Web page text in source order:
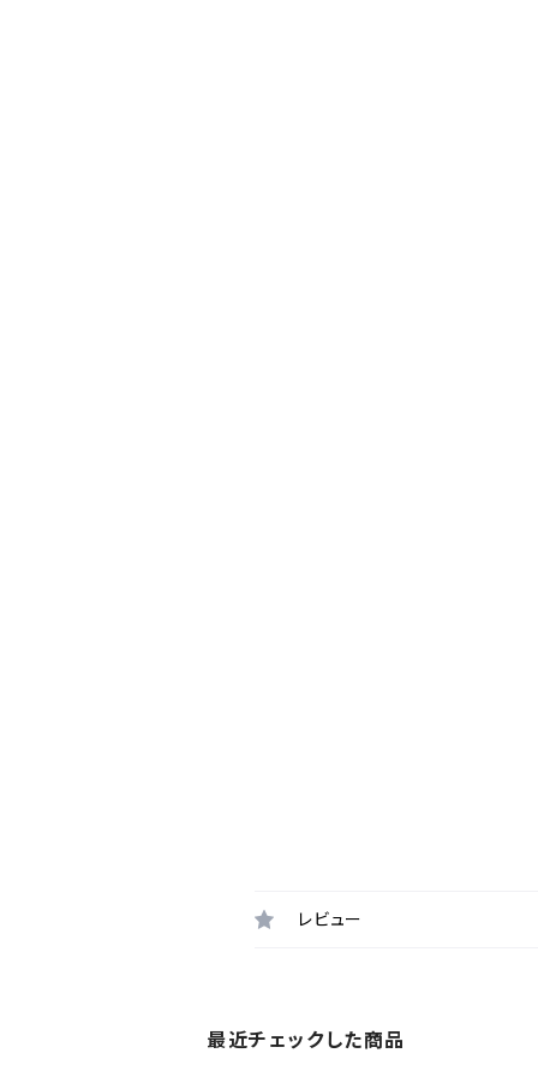
レビュー
最近チェックした商品